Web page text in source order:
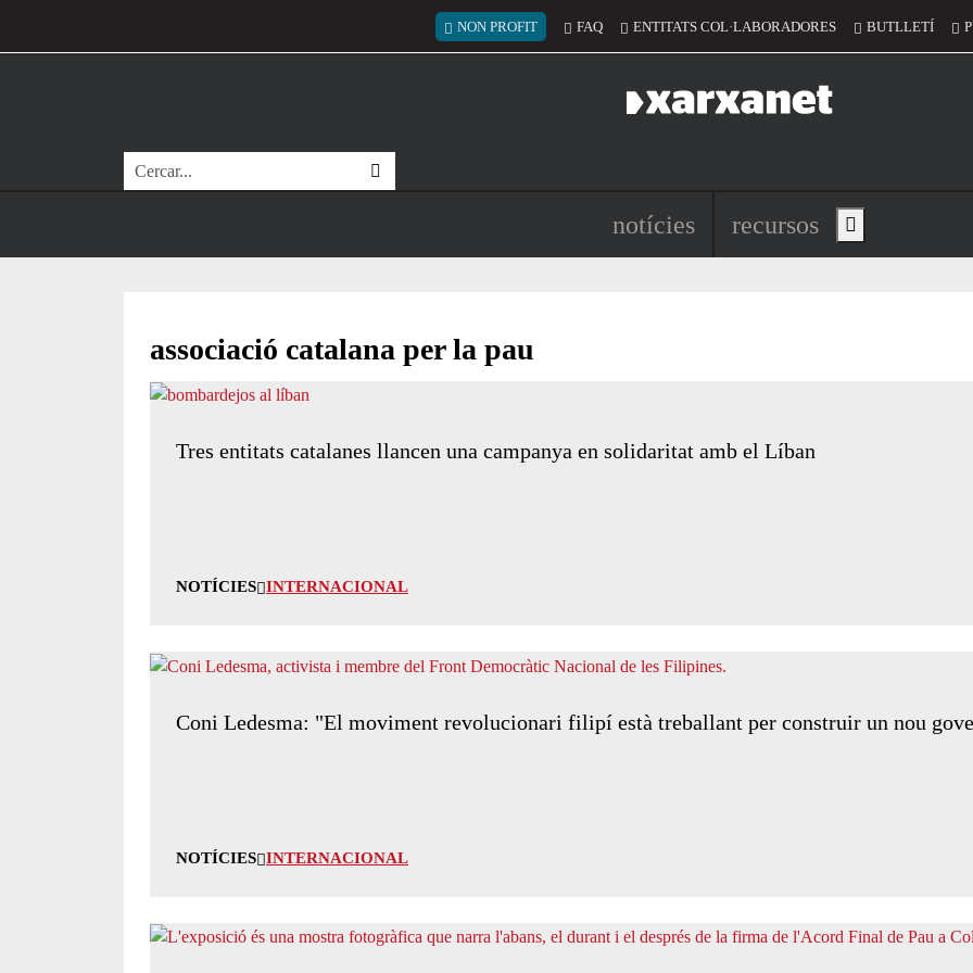
Menú del compte d'usuari
NON PROFIT FAQ ENTITATS COL·LABORADORES BUTLLETÍ
Cerca
Navegació principal de
notícies recursos Show main menu
associació catalana per la pau
Tres entitats catalanes llancen una campanya en solidaritat amb el Líban
NOTÍCIES INTERNACIONAL
Coni Ledesma: "El moviment revolucionari filipí està treballant per construir un nou
NOTÍCIES INTERNACIONAL